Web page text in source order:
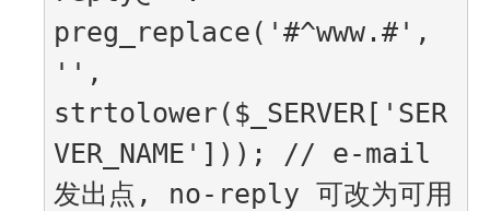
preg_replace('#^www.#',
'',
strtolower($_SERVER['SER
VER_NAME'])); // e-mail
发出点, no-reply 可改为可用